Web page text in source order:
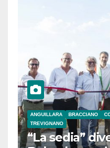
ANGUILLARA BRACCIANO
TREVIGNANO
“La sedia”